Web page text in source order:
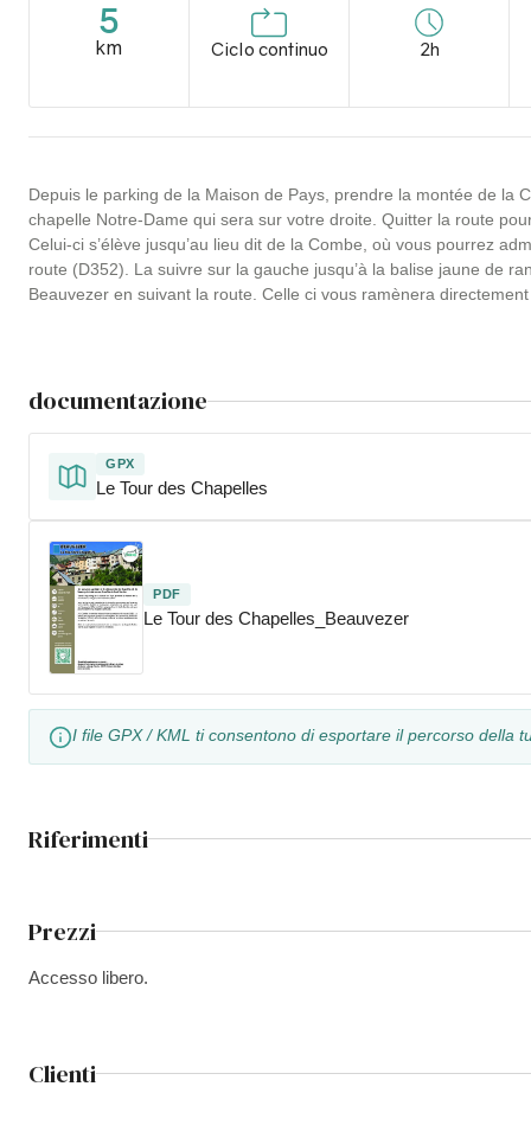
5
km Ciclo continuo 2h
Depuis le parking de la Maison de Pays, prendre la montée de la
chapelle Notre-Dame qui sera sur votre droite. Quitter la route
Celui-ci s’élève jusqu’au lieu dit de la Combe, où vous pourrez
route (D352). La suivre sur la gauche jusqu’à la balise jaune de
Beauvezer en suivant la route. Celle ci vous ramènera
documentazione
GPX
Le Tour des Chapelles
PDF
Le Tour des Chapelles_Beauvezer
I file GPX / KML ti consentono di esportare il percorso della
Riferimenti
Prezzi
Accesso libero.
Clienti